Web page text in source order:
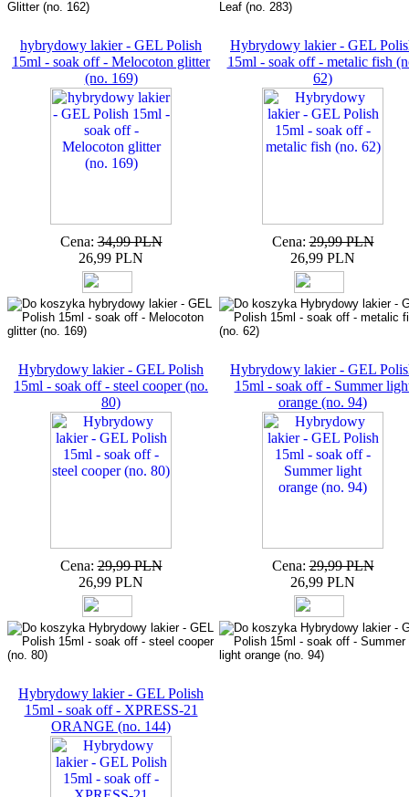
hybrydowy lakier - GEL Polish
15ml - soak off - Melocoton glitter
(no. 169)
Cena: 34,99 PLN
26,99 PLN
Hybrydowy lakier - GEL
15ml - soak off - metalic fish
62)
Cena: 29,99 PLN
26,99 PLN
Hybrydowy lakier - GEL Polish
15ml - soak off - steel cooper (no.
80)
Cena: 29,99 PLN
26,99 PLN
Hybrydowy lakier - GEL
15ml - soak off - Summer
orange (no. 94)
Cena: 29,99 PLN
26,99 PLN
Hybrydowy lakier - GEL Polish
15ml - soak off - XPRESS-21
ORANGE (no. 144)